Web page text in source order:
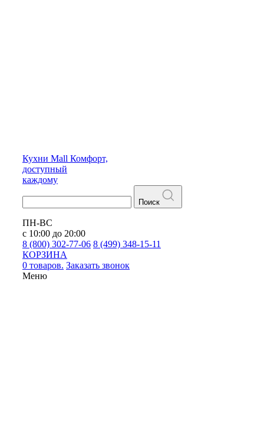
Кухни Mall Комфорт,
доступный
каждому
Поиск
ПН-ВС
с 10:00 до 20:00
8 (800) 302-77-06 8 (499) 348-15-11
КОРЗИНА
0 товаров. Заказать звонок
Меню